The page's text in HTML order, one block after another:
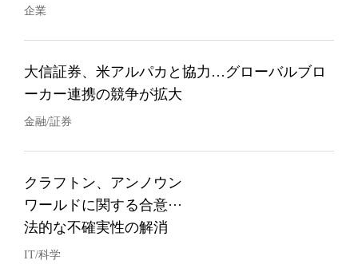
企業
大信証券、米アルパカと協力…グローバルブロ
ーカー連携の競争が拡大
金融/証券
クラフトン、アンノウン
ワールドに関する合意···
法的な不確実性の解消
IT/科学